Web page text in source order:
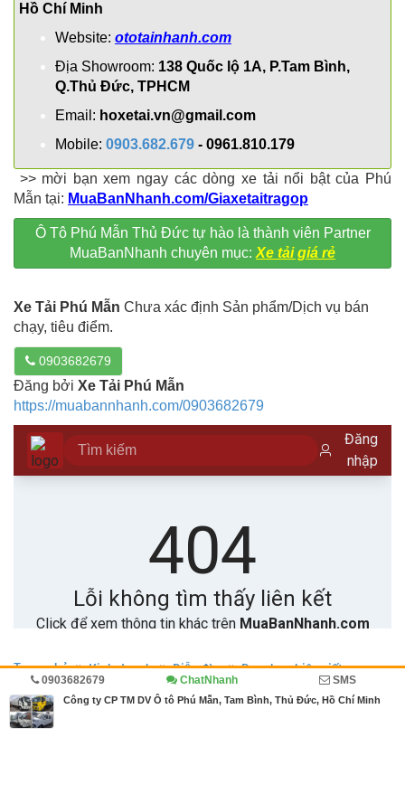
Hồ Chí Minh
Website: ototainhanh.com
Địa Showroom: 138 Quốc lộ 1A, P.Tam Bình,
Q.Thủ Đức, TPHCM
Email: hoxetai.vn@gmail.com
Mobile: 0903.682.679 - 0961.810.179
>> mời bạn xem ngay các dòng xe tải nổi bật của Phú
Mẫn tại: MuaBanNhanh.com/Giaxetaitragop
Ô Tô Phú Mẫn Thủ Đức tự hào là thành viên Partner
MuaBanNhanh chuyên mục: Xe tải giá rẻ
Xe Tải Phú Mẫn Chưa xác định Sản phẩm/Dịch vụ bán
chạy, tiêu điểm.
0903682679
Đăng bởi Xe Tải Phú Mẫn
https://muabannhanh.com/0903682679
Trang chủ Kinh doanh Diễn đàn
Doanh nghiệp viết
Ô tô, xe tải
0903682679 ChatNhanh SMS
Công ty CP TM DV Ô tô Phú Mẫn, Tam Bình, Thủ Đức, Hồ Chí Minh